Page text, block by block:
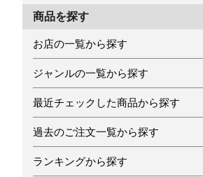
商品を探す
お店の一覧から探す
ジャンルの一覧から探す
最近チェックした商品から探す
過去のご注文一覧から探す
ランキングから探す